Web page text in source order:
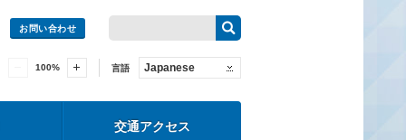
お問い合わせ
100% 言語 Japanese
交通アクセス